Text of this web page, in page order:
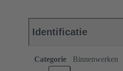
Identificatie
Categorie Binnenwerken